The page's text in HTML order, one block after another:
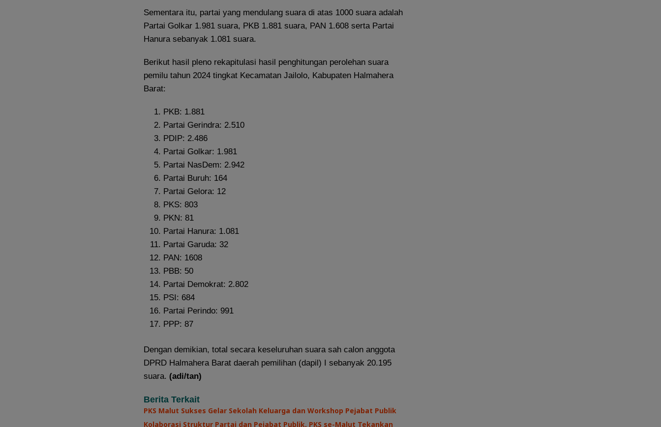
Sementara itu, partai yang mendulang suara di atas 1000 suara adalah
Partai Golkar 1.981 suara, PKB 1.881 suara, PAN 1.608 serta Partai
Hanura sebanyak 1.081 suara.
Berikut hasil pleno rekapitulasi hasil penghitungan perolehan suara
pemilu tahun 2024 tingkat Kecamatan Jailolo, Kabupaten Halmahera
Barat:
PKB: 1.881
Partai Gerindra: 2.510
PDIP: 2.486
Partai Golkar: 1.981
Partai NasDem: 2.942
Partai Buruh: 164
Partai Gelora: 12
PKS: 803
PKN: 81
Partai Hanura: 1.081
Partai Garuda: 32
PAN: 1608
PBB: 50
Partai Demokrat: 2.802
PSI: 684
Partai Perindo: 991
PPP: 87
Dengan demikian, total secara keseluruhan suara sah calon anggota
DPRD Halmahera Barat daerah pemilihan (dapil) I sebanyak 20.195
suara. (adi/tan)
Berita Terkait
PKS Malut Sukses Gelar Sekolah Keluarga dan Workshop Pejabat Publik
Kolaborasi Struktur Partai dan Pejabat Publik, PKS se-Malut Tekankan